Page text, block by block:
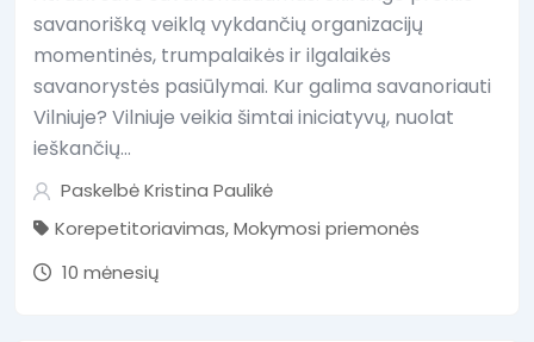
savanorišką veiklą vykdančių organizacijų
momentinės, trumpalaikės ir ilgalaikės
savanorystės pasiūlymai. Kur galima savanoriauti
Vilniuje? Vilniuje veikia šimtai iniciatyvų, nuolat
ieškančių…
PaskelbėKristina Paulikė
Korepetitoriavimas,Mokymosi priemonės
10 mėnesių